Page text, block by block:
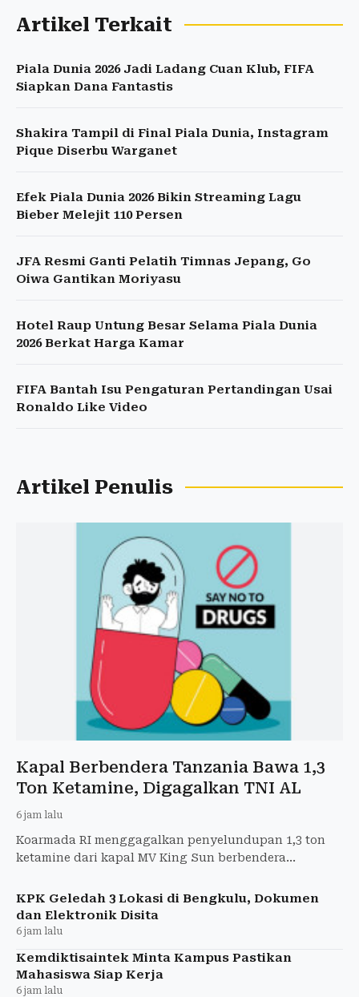
Artikel Terkait
Piala Dunia 2026 Jadi Ladang Cuan Klub, FIFA
Siapkan Dana Fantastis
Shakira Tampil di Final Piala Dunia, Instagram
Pique Diserbu Warganet
Efek Piala Dunia 2026 Bikin Streaming Lagu
Bieber Melejit 110 Persen
JFA Resmi Ganti Pelatih Timnas Jepang, Go
Oiwa Gantikan Moriyasu
Hotel Raup Untung Besar Selama Piala Dunia
2026 Berkat Harga Kamar
FIFA Bantah Isu Pengaturan Pertandingan Usai
Ronaldo Like Video
Artikel Penulis
Kapal Berbendera Tanzania Bawa 1,3
Ton Ketamine, Digagalkan TNI AL
6 jam lalu
Koarmada RI menggagalkan penyelundupan 1,3 ton
ketamine dari kapal MV King Sun berbendera
KPK Geledah 3 Lokasi di Bengkulu, Dokumen
dan Elektronik Disita
6 jam lalu
Kemdiktisaintek Minta Kampus Pastikan
Mahasiswa Siap Kerja
6 jam lalu